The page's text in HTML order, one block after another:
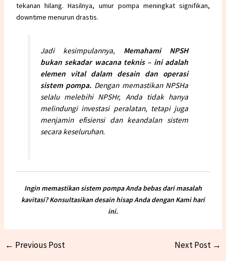
tekanan hilang. Hasilnya, umur pompa meningkat signifikan,
downtime menurun drastis.
Jadi kesimpulannya, Memahami NPSH
bukan sekadar wacana teknis – ini adalah
elemen vital dalam desain dan operasi
sistem pompa. Dengan memastikan NPSHa
selalu melebihi NPSHr, Anda tidak hanya
melindungi investasi peralatan, tetapi juga
menjamin efisiensi dan keandalan sistem
secara keseluruhan.
Ingin memastikan sistem pompaAnda bebas dari masalah
kavitasi? Konsultasikan desain hisap Anda dengan Kami hari
ini.
← Previous Post Next Post →